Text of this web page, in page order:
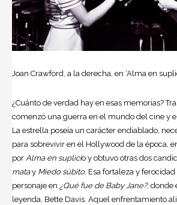
Joan Crawford, a la derecha, en ‘Alma en
¿Cuánto de verdad hay en esas memorias?
comenzó una guerra en el mundo del cine y
La estrella poseía un carácter endiablado,
para sobrevivir en el Hollywood de la época,
por Alma en suplicio y obtuvo otras dos
matay Miedo súbito. Esa fortaleza y
personaje en ¿Qué fue de Baby Jane?, donde
leyenda, Bette Davis. Aquel enfrentamiento